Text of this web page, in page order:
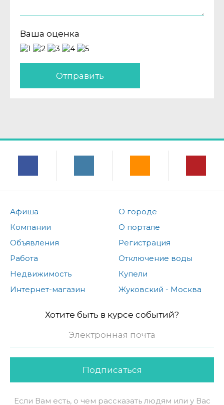
Ваша оценка
Отправить
Афиша
Компании
Объявления
Работа
Недвижимость
Интернет-магазин
О городе
О портале
Регистрация
Отключение воды
Купели
Жуковский - Москва
Хотите быть в курсе событий?
Подписаться
Если Вам есть, о чем рассказать людям или у Вас